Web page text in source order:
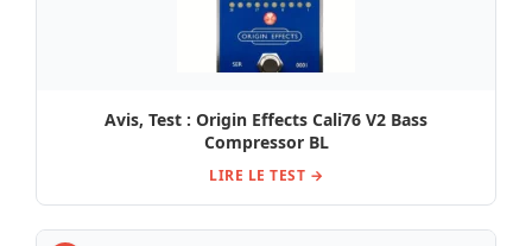
Avis, Test : Origin Effects Cali76 V2 Bass
Compressor BL
LIRE LE TEST →